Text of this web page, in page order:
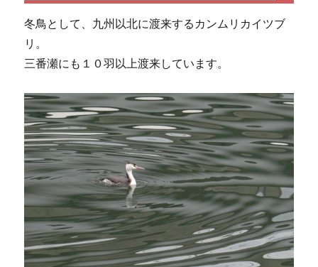
冬鳥として、九州以北に渡来するカンムリカイツブ
リ。
三番瀬にも１０羽以上渡来しています。